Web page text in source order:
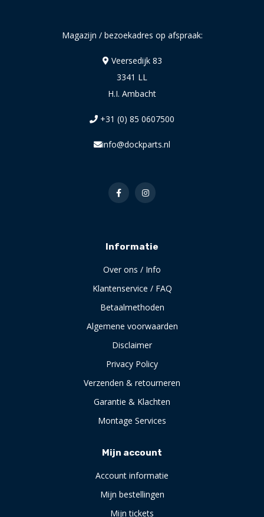
Magazijn / bezoekadres op afspraak:
Veersedijk 83
3341 LL
H.I. Ambacht
+31 (0) 85 0607500
info@dockparts.nl
Informatie
Over ons / Info
Klantenservice / FAQ
Betaalmethoden
Algemene voorwaarden
Disclaimer
Privacy Policy
Verzenden & retourneren
Garantie & Klachten
Montage Services
Mijn account
Account informatie
Mijn bestellingen
Mijn tickets